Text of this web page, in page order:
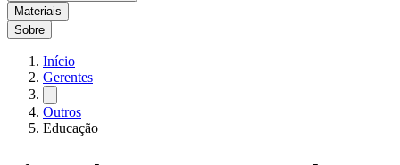
Materiais
Sobre
Início
Gerentes
Outros
Educação